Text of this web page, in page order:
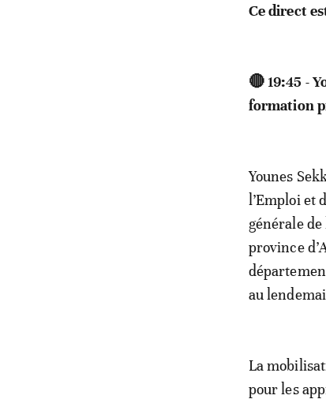
Ce direct
🔴 19:45 -
formation
Younes
l’Emploi et
générale
province
au
La
pour les